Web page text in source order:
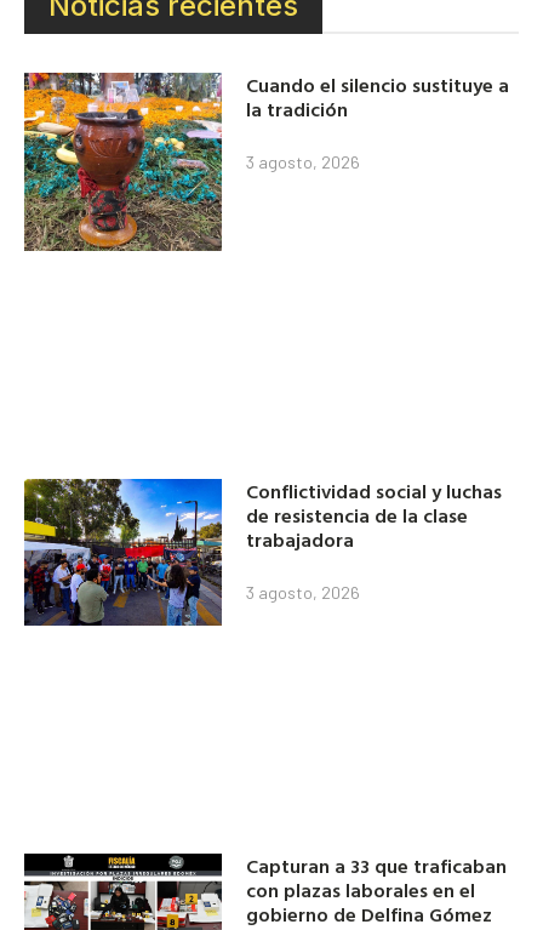
Cuando el silencio sustituye a
la tradición
3 agosto, 2026
Conflictividad social y luchas
de resistencia de la clase
trabajadora
3 agosto, 2026
Capturan a 33 que traficaban
con plazas laborales en el
gobierno de Delfina Gómez